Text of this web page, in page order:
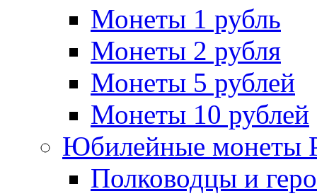
Монеты 1 рубль
Монеты 2 рубля
Монеты 5 рублей
Монеты 10 рублей
Юбилейные монеты
Полководцы и